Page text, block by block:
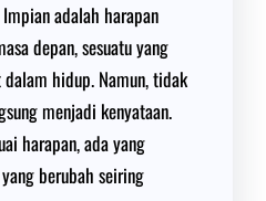
adalah harapan
depan, sesuatu yang
hidup. Namun, tidak
menjadi kenyataan.
harapan, ada yang
berubah seiring